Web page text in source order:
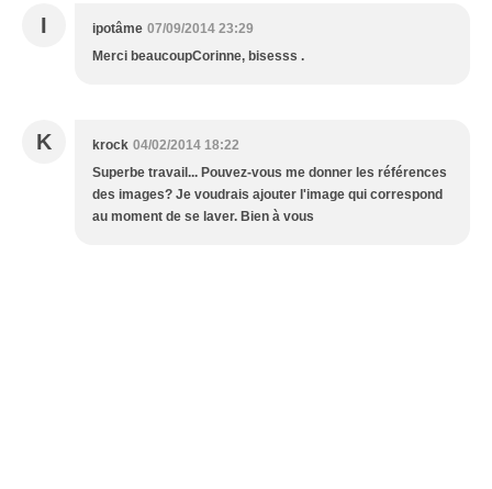
I ipotâme 07/09/2014 23:29
Merci beaucoupCorinne, bisesss .
K krock 04/02/2014 18:22
Superbe travail... Pouvez-vous me donner les références
des images? Je voudrais ajouter l'image qui correspond
au moment de se laver. Bien à vous